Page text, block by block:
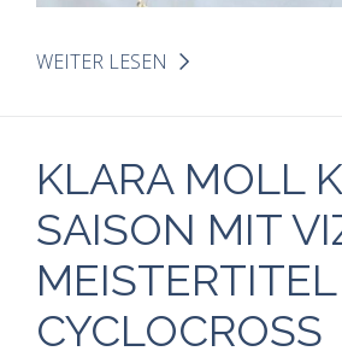
WEITER LESEN
KLARA MOLL
SAISON MIT
CYCLOCROSS